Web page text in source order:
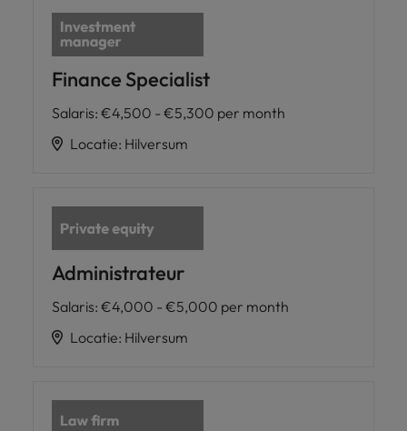
Finance Specialist
Salaris: €4,500 - €5,300 per month
Locatie: Hilversum
Administrateur
Salaris: €4,000 - €5,000 per month
Locatie: Hilversum